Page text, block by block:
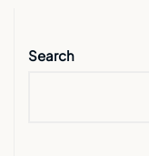
Search